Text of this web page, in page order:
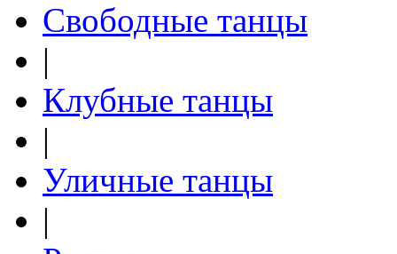
Свободные танцы
|
Клубные танцы
|
Уличные танцы
|